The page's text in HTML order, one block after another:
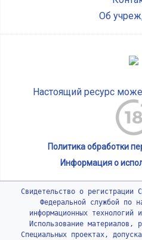
Об
Настоящий ресурс
Политика обработки
Информация о
Свидетельство о регистрации
Федеральной службой по
информационных технологий
Использование материалов,
Специальных проектах,